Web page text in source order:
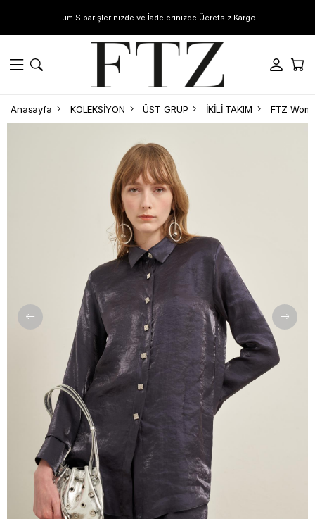
Tüm Siparişlerinizde ve İadelerinizde Ücretsiz Kargo.
Anasayfa KOLEKSİYON ÜST GRUP İKİLİ TAKIM FTZ